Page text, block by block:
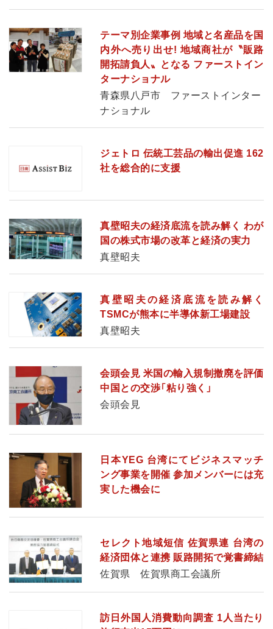
テーマ別企業事例 地域と名産品を国
内外へ売り出せ! 地域商社が〝販路
開拓請負人〟となる ファーストイン
ターナショナル
青森県八戸市 ファーストインター
ナショナル
ジェトロ 伝統工芸品の輸出促進 162
社を総合的に支援
真壁昭夫の経済底流を読み解く わが
国の株式市場の改革と経済の実力
真壁昭夫
真壁昭夫の経済底流を読み解く
TSMCが熊本に半導体新工場建設
真壁昭夫
会頭会見 米国の輸入規制撤廃を評価
中国との交渉「粘り強く」
会頭会見
日本YEG 台湾にてビジネスマッチ
ング事業を開催 参加メンバーには充
実した機会に
セレクト地域短信 佐賀県連 台湾の
経済団体と連携 販路開拓で覚書締結
佐賀県 佐賀県商工会議所
訪日外国人消費動向調査 1人当たり